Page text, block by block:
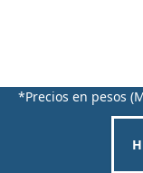
*Precios en pesos